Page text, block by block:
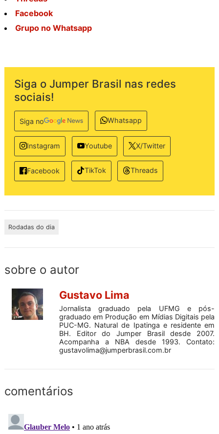
Facebook
Grupo no Whatsapp
Siga o Jumper Brasil nas redes
sociais!
Siga no Whatsapp
Instagram Youtube X/Twitter
Facebook TikTok Threads
Rodadas do dia
sobre o autor
Gustavo Lima
Jornalista graduado pela UFMG e pós-
graduado em Produção em Mídias Digitais pela
PUC-MG. Natural de Ipatinga e residente em
BH. Editor do Jumper Brasil desde 2007.
Acompanha a NBA desde 1993. Contato:
gustavolima@jumperbrasil.com.br
comentários